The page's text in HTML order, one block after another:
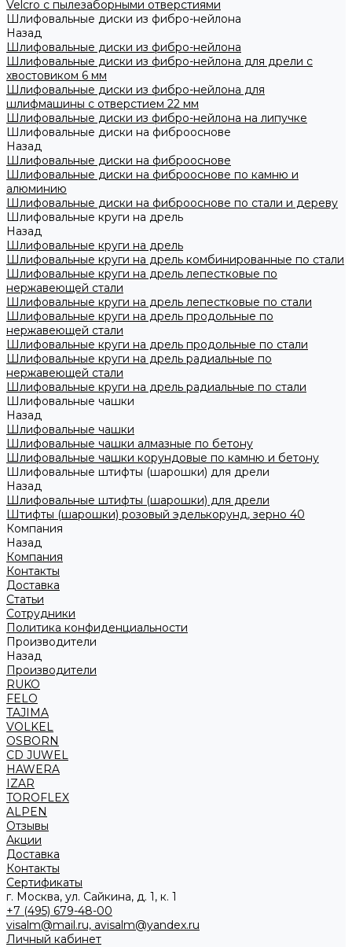
Velcro с пылезаборными отверстиями
Шлифовальные диски из фибро-нейлона
Назад
Шлифовальные диски из фибро-нейлона
Шлифовальные диски из фибро-нейлона для дрели с
хвостовиком 6 мм
Шлифовальные диски из фибро-нейлона для
шлифмашины с отверстием 22 мм
Шлифовальные диски из фибро-нейлона на липучке
Шлифовальные диски на фиброоснове
Назад
Шлифовальные диски на фиброоснове
Шлифовальные диски на фиброоснове по камню и
алюминию
Шлифовальные диски на фиброоснове по стали и дереву
Шлифовальные круги на дрель
Назад
Шлифовальные круги на дрель
Шлифовальные круги на дрель комбинированные по стали
Шлифовальные круги на дрель лепестковые по
нержавеющей стали
Шлифовальные круги на дрель лепестковые по стали
Шлифовальные круги на дрель продольные по
нержавеющей стали
Шлифовальные круги на дрель продольные по стали
Шлифовальные круги на дрель радиальные по
нержавеющей стали
Шлифовальные круги на дрель радиальные по стали
Шлифовальные чашки
Назад
Шлифовальные чашки
Шлифовальные чашки алмазные по бетону
Шлифовальные чашки корундовые по камню и бетону
Шлифовальные штифты (шарошки) для дрели
Назад
Шлифовальные штифты (шарошки) для дрели
Штифты (шарошки) розовый эделькорунд, зерно 40
Компания
Назад
Компания
Контакты
Доставка
Статьи
Сотрудники
Политика конфиденциальности
Производители
Назад
Производители
RUKO
FELO
TAJIMA
VOLKEL
OSBORN
CD JUWEL
HAWERA
IZAR
TOROFLEX
ALPEN
Отзывы
Акции
Доставка
Контакты
Сертификаты
г. Москва, ул. Сайкина, д. 1, к. 1
+7 (495) 679-48-00
visalm@mail.ru, avisalm@yandex.ru
Личный кабинет